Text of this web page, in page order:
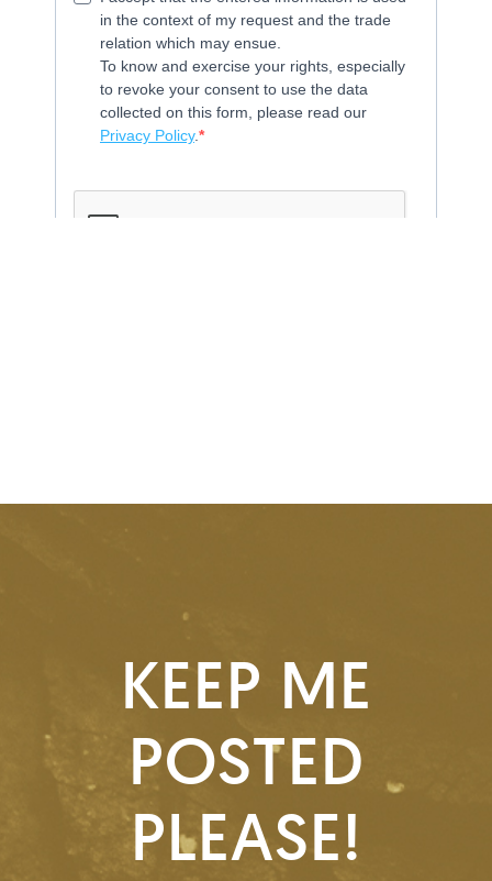
KEEP ME
POSTED
PLEASE!